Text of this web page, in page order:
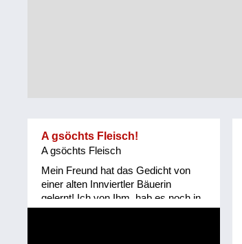
A gsöchts Fleisch!
A gsöchts Fleisch
Mein Freund hat das Gedicht von
einer alten Innviertler Bäuerin
gelernt! Ich von Ihm, hab es noch in